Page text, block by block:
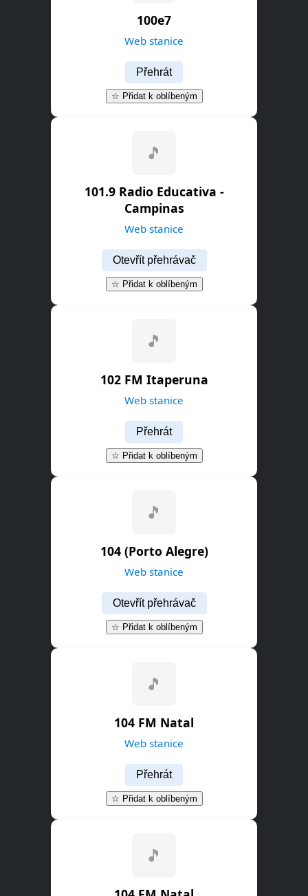
100e7
Web stanice
Přehrát
☆ Přidat k oblíbeným
🎵
101.9 Radio Educativa -
Campinas
Web stanice
Otevřít přehrávač
☆ Přidat k oblíbeným
🎵
102 FM Itaperuna
Web stanice
Přehrát
☆ Přidat k oblíbeným
🎵
104 (Porto Alegre)
Web stanice
Otevřít přehrávač
☆ Přidat k oblíbeným
🎵
104 FM Natal
Web stanice
Přehrát
☆ Přidat k oblíbeným
🎵